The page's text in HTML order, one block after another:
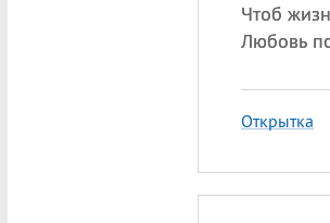
Чтоб
Любовь
Открытка